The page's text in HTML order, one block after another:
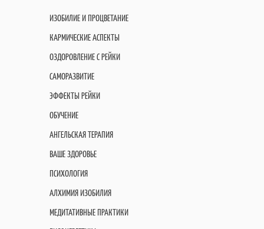
ИЗОБИЛИЕ И ПРОЦВЕТАНИЕ
КАРМИЧЕСКИЕ АСПЕКТЫ
ОЗДОРОВЛЕНИЕ С РЕЙКИ
САМОРАЗВИТИЕ
ЭФФЕКТЫ РЕЙКИ
ОБУЧЕНИЕ
АНГЕЛЬСКАЯ ТЕРАПИЯ
ВАШЕ ЗДОРОВЬЕ
ПСИХОЛОГИЯ
АЛХИМИЯ ИЗОБИЛИЯ
МЕДИТАТИВНЫЕ ПРАКТИКИ